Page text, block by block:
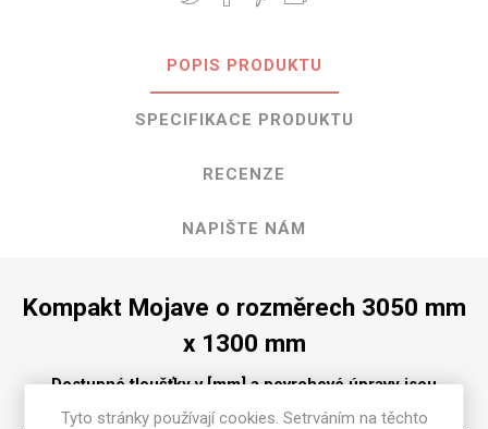
POPIS PRODUKTU
SPECIFIKACE PRODUKTU
RECENZE
NAPIŠTE NÁM
Kompakt Mojave o rozměrech 3050 mm
x 1300 mm
Dostupné tloušťky v [mm] a povrchové úpravy jsou
uvedeny v tabulce
Tyto stránky používají cookies. Setrváním na těchto